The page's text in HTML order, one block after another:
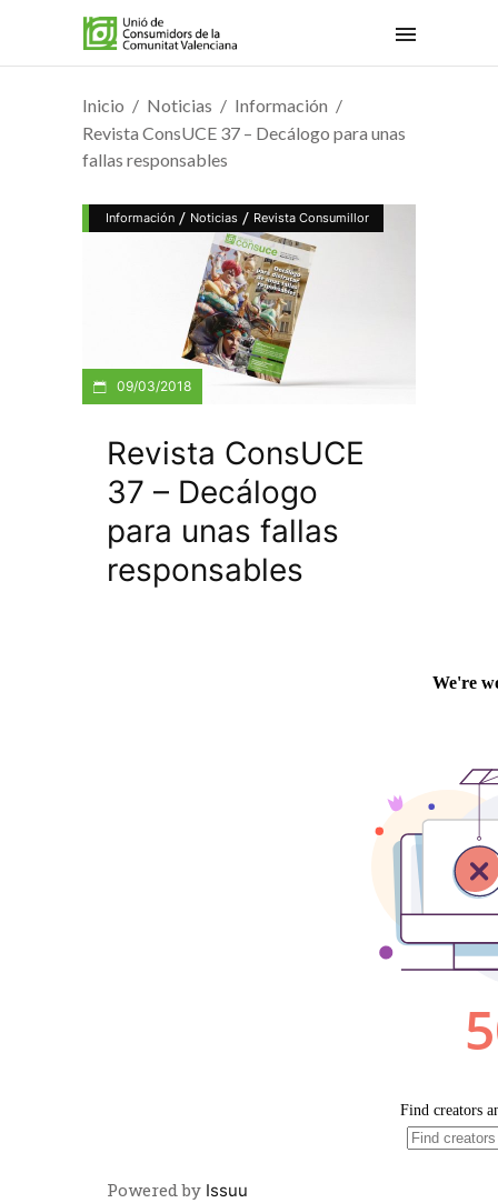
Inicio Noticias
Información
Revista ConsUCE 37 – Decálogo para unas
fallas responsables
Información / Noticias / Revista Consumillor
09/03/2018
Revista ConsUCE
37 – Decálogo
para unas fallas
responsables
Powered by Issuu